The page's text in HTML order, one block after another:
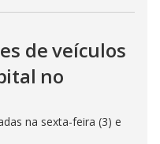
de veículos
no
na sexta-feira (3) e